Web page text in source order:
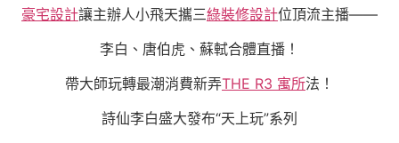
豪宅設計讓主辦人小飛天攜三綠裝修設計位頂流主播——
李白、唐伯虎、蘇軾合體直播！
帶大師玩轉最潮消費新弄THE R3 寓所法！
詩仙李白盛大發布“天上玩”系列